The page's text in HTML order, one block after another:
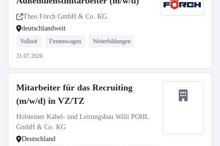
Theo Förch GmbH & Co. KG
deutschlandweit
Vollzeit Firmenwagen Weiterbildungen
31.07.2026
Mitarbeiter für das Recruiting
(m/w/d) in VZ/TZ
Holsteiner Kabel- und Leitungsbau Willi POHL
GmbH & Co. KG
Deutschland